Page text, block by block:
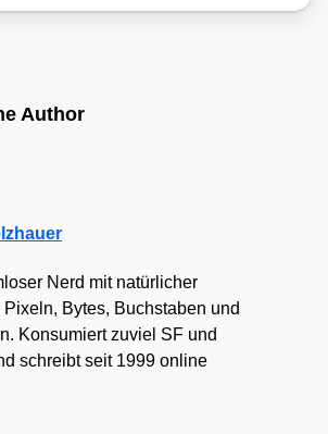
Author
Nerd mit natürlicher
Bytes, Buchstaben und
Konsumiert zuviel SF und
schreibt seit 1999 online